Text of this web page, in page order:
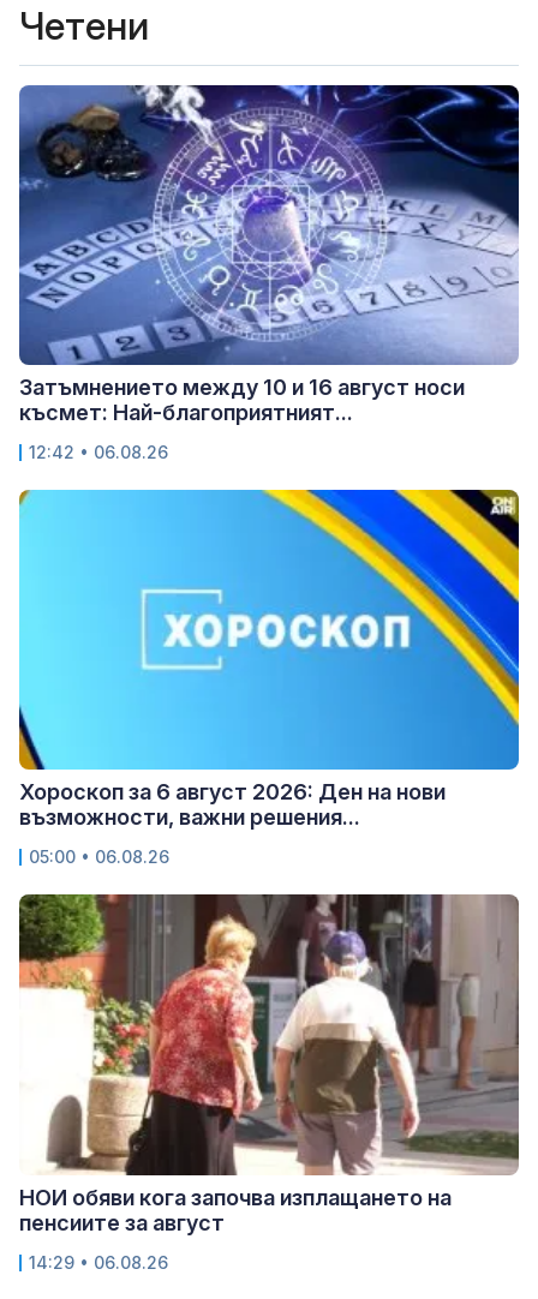
Четени
Затъмнението между 10 и 16 август носи
късмет: Най-благоприятният...
12:42 • 06.08.26
Хороскоп за 6 август 2026: Ден на нови
възможности, важни решения...
05:00 • 06.08.26
НОИ обяви кога започва изплащането на
пенсиите за август
14:29 • 06.08.26